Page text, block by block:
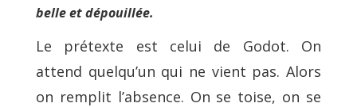
belle et dépouillée.
Le prétexte est celui de Godot. On
attend quelqu’un qui ne vient pas. Alors
on remplit l’absence. On se toise, on se